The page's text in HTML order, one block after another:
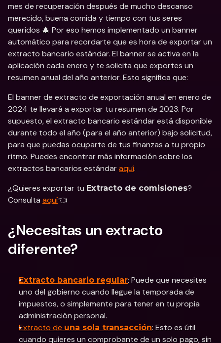
mes de recuperación después de mucho descanso
merecido, buena comida y tiempo con tus seres
queridos 🎄 Por eso hemos implementado un banner
automático para recordarte que es hora de exportar un
extracto bancario estándar. El banner se activa en la
aplicación cada enero y te solicita que exportes un
resumen anual del año anterior. Esto significa que:
El banner de extracto de exportación anual en enero de
2024 te llevará a exportar tu resumen de 2023. Por
supuesto, el extracto bancario estándar está disponible
durante todo el año (para el año anterior) bajo solicitud,
para que puedas ocuparte de tus finanzas a tu propio
ritmo. Puedes encontrar más información sobre los
extractos bancarios estándar aquí.
¿Quieres exportar tu Extracto de comisiones?
Consulta aquí👈
¿Necesitas un extracto
diferente?
Extracto bancario regular: Puede que necesites
uno del gobierno cuando llegue la temporada de
impuestos, o simplemente para tener en tu propia
administración personal.
Extracto de una sola transacción: Esto es útil
cuando quieres un comprobante de un solo pago, sin